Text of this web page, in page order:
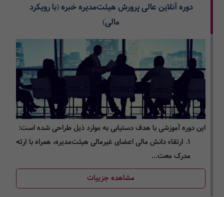
دوره آنلاین عالی پرورش هیئت‌مدیره خبره (با رویکرد
مالی)
این دوره آموزشی با هدف دستیابی به موارد ذیل طراحی شده است:
1. ارتقاء دانش مالی اعضای غیرمالی هیئت‌مدیره، همراه با ارئه
مدرک معت...
مشاهده جزییات